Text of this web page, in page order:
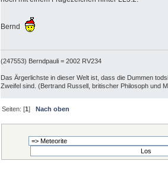
Bernd
(247553) Berndpauli = 2002 RV234
Das Ärgerlichste in dieser Welt ist, dass die Dummen
Zweifel sind. (Bertrand Russell, britischer Philosoph und
Seiten: [1]Nach oben